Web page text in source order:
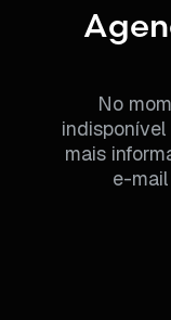
No
mais
e-mail